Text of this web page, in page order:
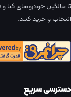
تا مالکین خودروهای کیا و
انتخاب و خرید کنند.
دسترسی سریع